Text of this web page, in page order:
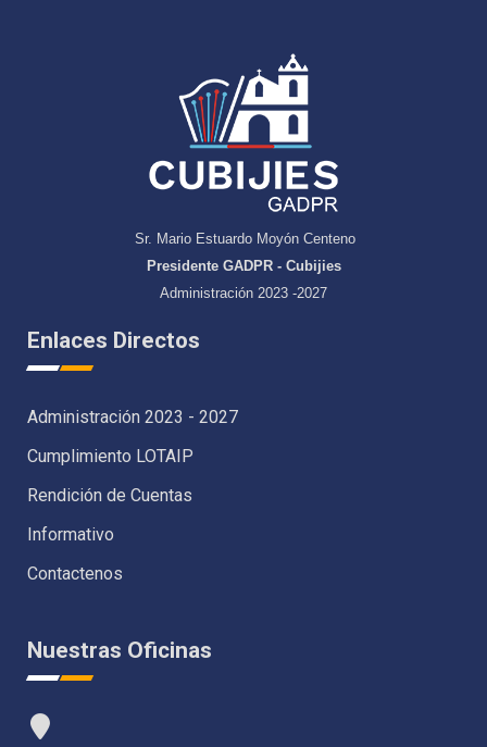
Sr. Mario Estuardo Moyón Centeno
Presidente GADPR - Cubijies
Administración 2023 -2027
Enlaces Directos
Administración 2023 - 2027
Cumplimiento LOTAIP
Rendición de Cuentas
Informativo
Contactenos
Nuestras Oficinas